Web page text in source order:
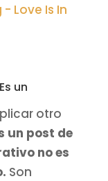
Love Is In
un
otro
un post de
no es
Son